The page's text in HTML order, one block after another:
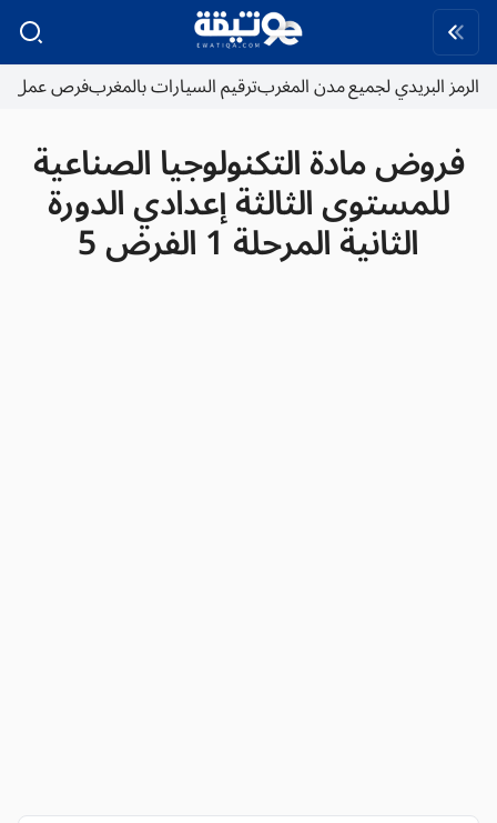
الرمز البريدي لجميع مدن المغربترقيم السيارات بالمغربفرص عمل
فروض مادة التكنولوجيا الصناعية
للمستوى الثالثة إعدادي الدورة
الثانية المرحلة 1 الفرض 5